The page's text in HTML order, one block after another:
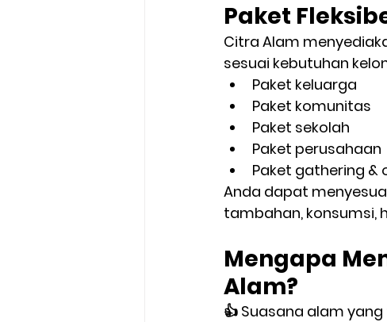
Paket
Citra Alam
sesuai kebutuhan
Paket keluarga
Paket komunitas
Paket sekolah
Paket perusahaan
Paket gathering &
Anda dapat
tambahan, konsumsi,
Mengapa
Alam?
👍 Suasana alam